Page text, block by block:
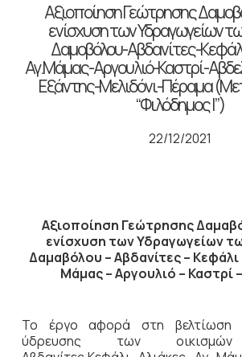
Αξιοποίηση Γεώτρησης
ενίσχυση των Υδραγωγείων
Δαμοβόλου-Αβδανίτες-
Αγ.Μάμας-Αργουλιό-Καστρί-
Εξάντης-Μελιδόνι-Πέραμα
“Φιλόδημος Ι”)
22/12/2021
Αξιοποίηση Γεώτρησης
ενίσχυση των Υδραγωγείων
Δαμαβόλου – Αβδανίτες – Κεφάλι
Μάμας – Αργουλιό – Καστρί
Το έργο αφορά στη βελτίωση
ύδρευσης των οικισμών